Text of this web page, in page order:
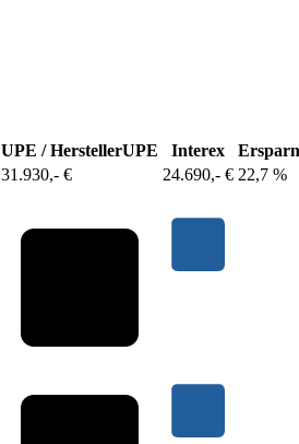
UPE / HerstellerUPE Interex
31.930,- € 24.690,- € 22,7 %